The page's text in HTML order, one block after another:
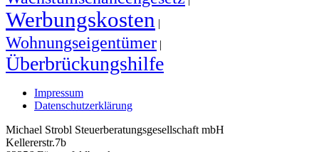
Werbungskosten |
Wohnungseigentümer |
Überbrückungshilfe
Impressum
Datenschutzerklärung
Michael Strobl Steuerberatungsgesellschaft mbH
Kellererstr.7b